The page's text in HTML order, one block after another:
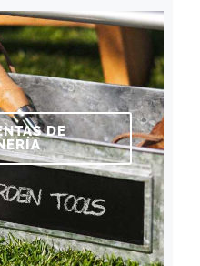
DE